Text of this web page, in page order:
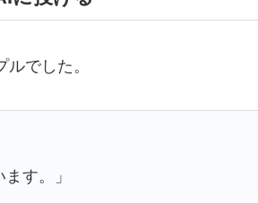
でした。
す。」